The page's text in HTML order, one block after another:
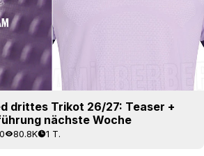
drittes Trikot 26/27: Teaser +
nächste Woche
0 80.8K 1 T.